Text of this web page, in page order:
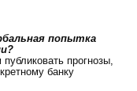
попытка
прогнозы,
банку